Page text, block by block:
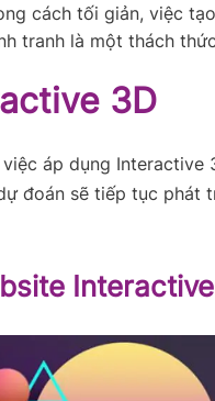
cách tối giản, việc
tranh là một thách
3D
áp dụng Interactive
đoán sẽ tiếp tục phát